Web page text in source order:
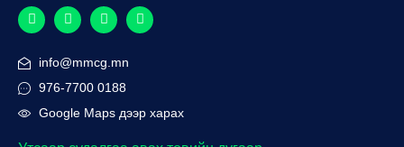
info@mmcg.mn
976-7700 0188
Google Maps дээр харах